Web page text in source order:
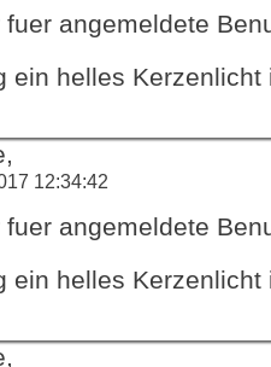
angemeldete
ein helles Kerzenlicht
12:34:42
angemeldete
ein helles Kerzenlicht